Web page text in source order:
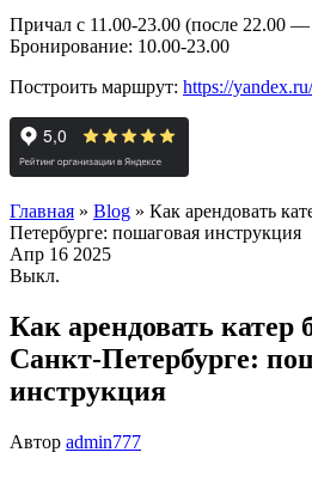
Причал с 11.00-23.00 (после 22.00
Бронирование: 10.00-23.00
Построить маршрут: https://
Главная » Blog » Как арендовать
Петербурге: пошаговая инструкция
Апр 16 2025
Выкл.
Как арендовать катер
Санкт-Петербурге:
инструкция
Автор admin777